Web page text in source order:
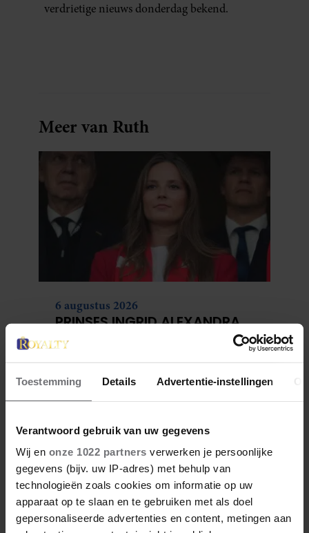
Toestemming Details Advertentie-instellingen
Verantwoord gebruik van uw gegevens
Wij en onze 1022 partners verwerken je persoonlijke
gegevens (bijv. uw IP-adres) met behulp van
technologieën zoals cookies om informatie op uw
apparaat op te slaan en te gebruiken met als doel
gepersonaliseerde advertenties en content, metingen aan
verdrietige nieuws donderdag bekend.
Meer van Ruth
6 augustus 2026
PRINSES INGRID ALEXANDRA
VERVOLGT STUDENTENTIJD IN
OSLO